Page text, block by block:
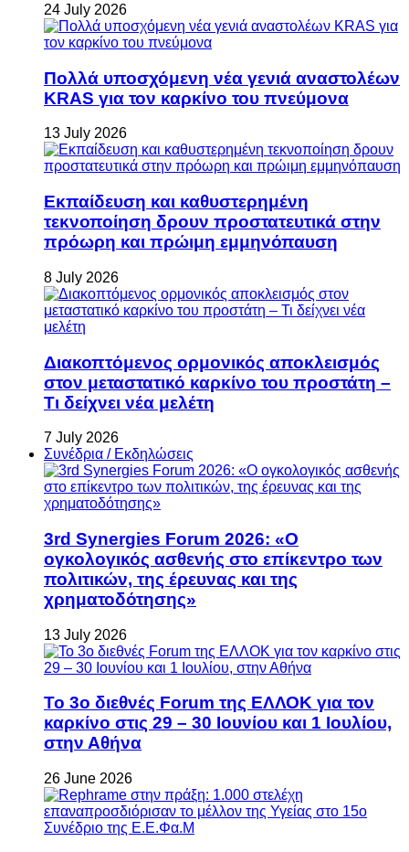
24 July 2026
Πολλά υποσχόμενη νέα γενιά αναστολέων
KRAS για τον καρκίνο του πνεύμονα
13 July 2026
Εκπαίδευση και καθυστερημένη
τεκνοποίηση δρουν προστατευτικά στην
πρόωρη και πρώιμη εμμηνόπαυση
8 July 2026
Διακοπτόμενος ορμονικός αποκλεισμός
στον μεταστατικό καρκίνο του προστάτη –
Τι δείχνει νέα μελέτη
7 July 2026
Συνέδρια / Εκδηλώσεις
3rd Synergies Forum 2026: «Ο
ογκολογικός ασθενής στο επίκεντρο των
πολιτικών, της έρευνας και της
χρηματοδότησης»
13 July 2026
Το 3ο διεθνές Forum της ΕΛΛΟΚ για τον
καρκίνο στις 29 – 30 Ιουνίου και 1 Ιουλίου,
στην Αθήνα
26 June 2026